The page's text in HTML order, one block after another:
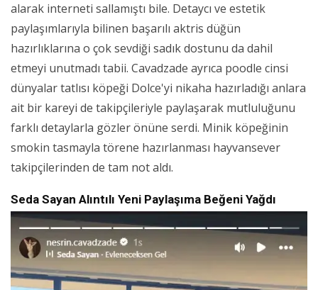
alarak interneti sallamıştı bile. Detaycı ve estetik
paylaşımlarıyla bilinen başarılı aktris düğün
hazırlıklarına o çok sevdiği sadık dostunu da dahil
etmeyi unutmadı tabii. Cavadzade ayrıca poodle cinsi
dünyalar tatlısı köpeği Dolce'yi nikaha hazırladığı anlara
ait bir kareyi de takipçileriyle paylaşarak mutluluğunu
farklı detaylarla gözler önüne serdi. Minik köpeğinin
smokin tasmayla törene hazırlanması hayvansever
takipçilerinden de tam not aldı.
Seda Sayan Alıntılı Yeni Paylaşıma Beğeni Yağdı